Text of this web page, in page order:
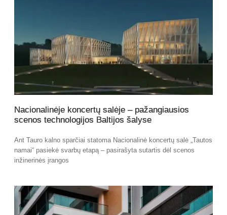
Nacionalinėje koncertų salėje – pažangiausios
scenos technologijos Baltijos šalyse
Ant Tauro kalno sparčiai statoma Nacionalinė koncertų salė „Tautos
namai“ pasiekė svarbų etapą – pasirašyta sutartis dėl scenos
inžinerinės įrangos